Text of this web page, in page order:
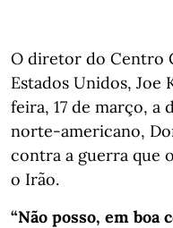
O diretor do Centro
Estados Unidos, Joe
feira, 17 de março, a
norte-americano,
contra a guerra que
o Irão.
“Não posso, em boa